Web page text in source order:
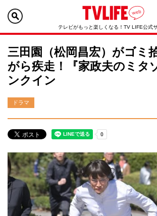
テレビがもっと楽しくなる！TV LIFE公式
三田園（松岡昌宏）がゴミ
がら疾走！『家政夫のミタ
ンクイン
ドラマ